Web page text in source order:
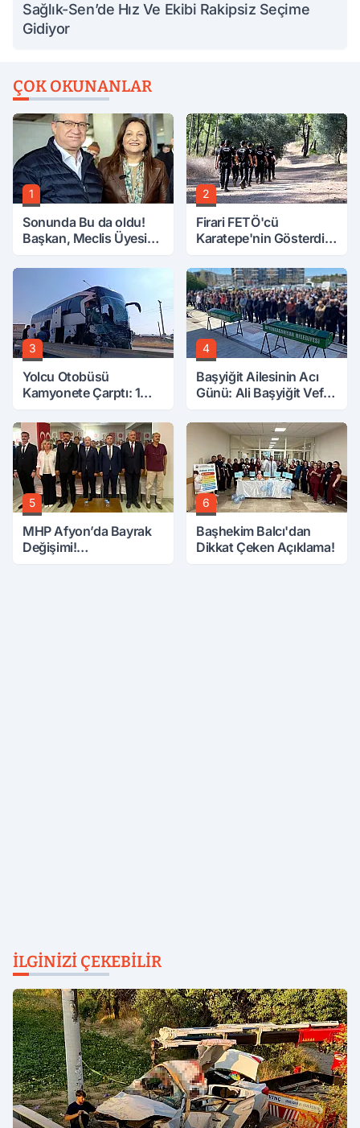
Sağlık-Sen’de Hız Ve Ekibi Rakipsiz Seçime
Gidiyor
ÇOK OKUNANLAR
1
Sonunda Bu da oldu!
Başkan, Meclis Üyesini
Attırdı
2
Firari FETÖ'cü
Karatepe'nin Gösterdiği
Aranıyor
3
Yolcu Otobüsü
Kamyonete Çarptı: 1
4
Başyiğit Ailesinin Acı
Günü: Ali Başyiğit Vefat
5
MHP Afyon’da Bayrak
Değişimi!
6
Başhekim Balcı'dan
Dikkat Çeken Açıklama!
İLGINIZI ÇEKEBILIR